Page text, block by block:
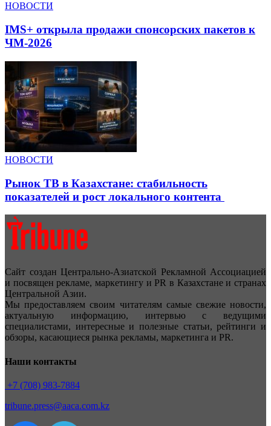
НОВОСТИ
IMS+ открыла продажи спонсорских пакетов к
ЧМ-2026
НОВОСТИ
Рынок ТВ в Казахстане: стабильность
показателей и рост локального контента
Сайт создан Центрально-Азиатской Рекламной Ассоциацией
и посвящен рекламе, маркетингу и PR в Казахстане и странах
Центральной Азии.
Мы предоставляем своим читателям самые свежие новости,
актуальную информацию, интервью с ведущими
специалистами, интересные и полезные статьи, рейтинги и
обзоры, касающиеся рынка рекламы, маркетинга и PR.
Наши контакты
+7 (708) 983-7884
tribune.press@aaca.com.kz